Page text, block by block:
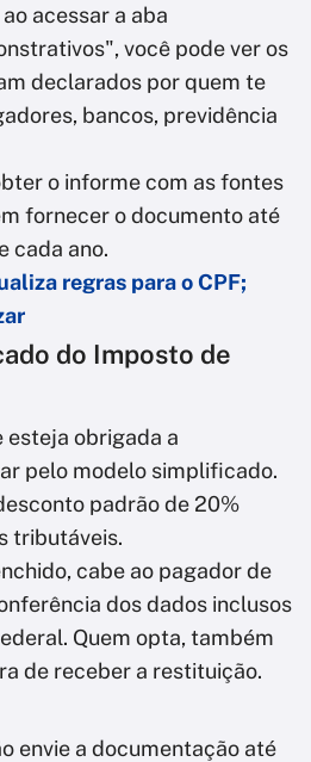
acessar a aba
você pode ver os
declarados por quem te
bancos, previdência
o informe com as fontes
fornecer o documento até
cada ano.
regras para o CPF;
do Imposto de
esteja obrigada a
pelo modelo simplificado.
padrão de 20%
tributáveis.
cabe ao pagador de
dos dados inclusos
Quem opta, também
de receber a restituição.
envie a documentação até